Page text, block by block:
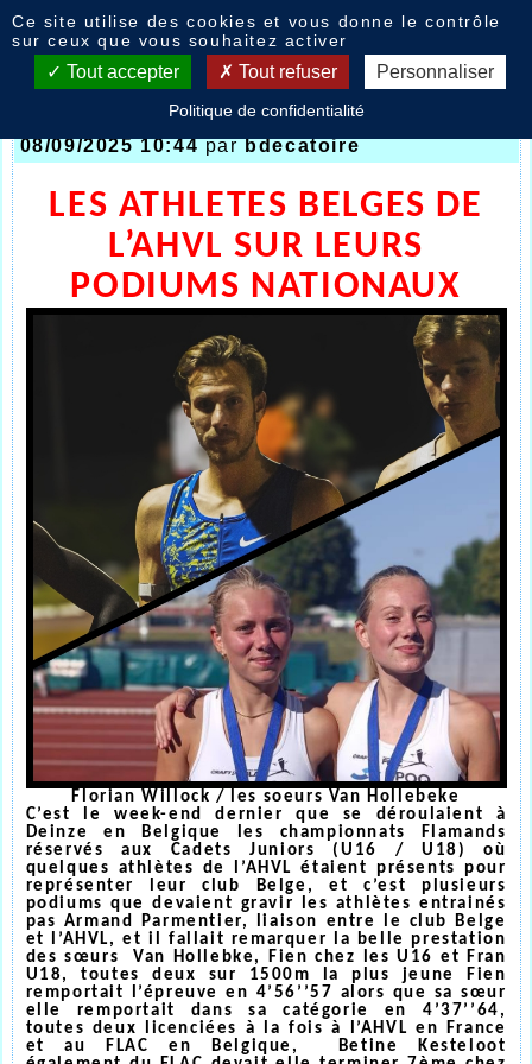
Nouvelles
Championnats Belgique athlètes AHVL
08/09/2025 10:44parbdecatoire
LES ATHLETES BELGES DE
L’AHVL SUR LEURS
PODIUMS NATIONAUX
Florian Willock / les soeurs Van Hollebeke
C’est le week-end dernier que se déroulaient à
Deinze en Belgique les championnats Flamands
réservés aux Cadets Juniors (U16 / U18) où
quelques athlètes de l’AHVL étaient présents pour
représenter leur club Belge, et c’est plusieurs
podiums que devaient gravir les athlètes entrainés
pas Armand Parmentier, liaison entre le club Belge
et l’AHVL, et il fallait remarquer la belle prestation
des sœurs Van Hollebke, Fien chez les U16 et Fran
U18, toutes deux sur 1500m la plus jeune Fien
remportait l’épreuve en 4’56’’57 alors que sa sœur
elle remportait dans sa catégorie en 4’37’’64,
toutes deux licenciées à la fois à l’AHVL en France
et au FLAC en Belgique, Betine Kesteloot
Ce site utilise des cookies et vous donne le contrôle
sur ceux que vous souhaitez activer
Tout accepter Tout refuser Personnaliser
Politique de confidentialité